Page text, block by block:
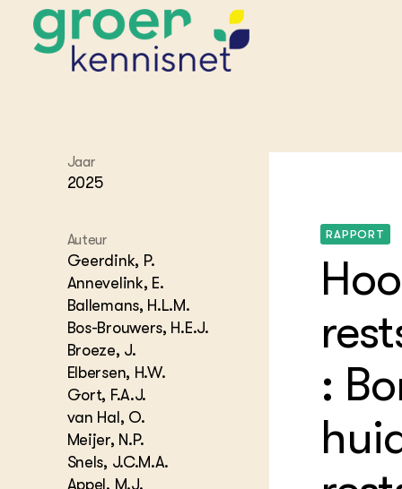
STARTPAGINA'S
Hippisch
Onderwijs,
Onderzoek &
Advies
het
Kennis
Onze partners
Praktijk
DierVizier
Jaar
2025
Auteur
Geerdink, P.
Annevelink, E.
Ballemans, H.L.M.
Bos-Brouwers, H.E.J.
Broeze, J.
Elbersen, H.W.
Gort, F.A.J.
van Hal, O.
Meijer, N.P.
Snels, J.C.M.A.
Appel, M.J.
RAPPORT
: